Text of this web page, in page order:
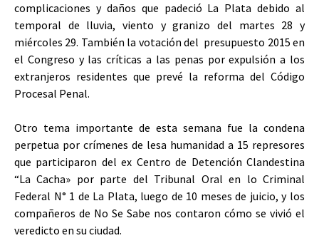
complicaciones y daños que padeció La Plata debido al
temporal de lluvia, viento y granizo del martes 28 y
miércoles 29. También la votación del presupuesto 2015 en
el Congreso y las críticas a las penas por expulsión a los
extranjeros residentes que prevé la reforma del Código
Procesal Penal.
Otro tema importante de esta semana fue la condena
perpetua por crímenes de lesa humanidad a 15 represores
que participaron del ex Centro de Detención Clandestina
“La Cacha» por parte del Tribunal Oral en lo Criminal
Federal N° 1 de La Plata, luego de 10 meses de juicio, y los
compañeros de No Se Sabe nos contaron cómo se vivió el
veredicto en su ciudad.